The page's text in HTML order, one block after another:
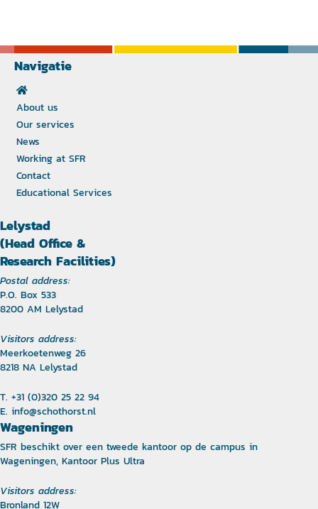
Navigatie
About us
Our services
News
Working at SFR
Contact
Educational Services
Lelystad
(Head Office &
Research Facilities)
Postal address:
P.O. Box 533
8200 AM Lelystad
Visitors address:
Meerkoetenweg 26
8218 NA Lelystad
T. +31 (0)320 25 22 94
E. info@schothorst.nl
Wageningen
SFR beschikt over een tweede kantoor op de campus in
Wageningen, Kantoor Plus Ultra
Visitors address:
Bronland 12W